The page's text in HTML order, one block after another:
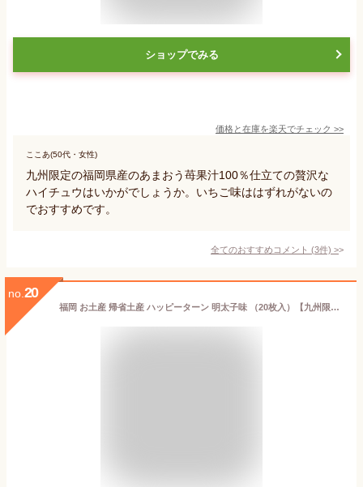
ショップでみる
価格と在庫を楽天でチェック >>
ここあ(50代・女性)
九州限定の福岡県産のあまおう苺果汁100％仕立ての贅沢な
ハイチュウはいかがでしょうか。いちご味ははずれがないの
でおすすめです。
全てのおすすめコメント (3件) >
no. 20
福岡 お土産 帰省土産 ハッピーターン 明太子味 （20枚入）【九州限定】 お取り寄せ 贈り物 博多土産 帰省 お菓子 手土産 お返し お土産 福岡 博多 名物 ギフト プチギフト プレゼント 帰省土産 お盆 敬老の日